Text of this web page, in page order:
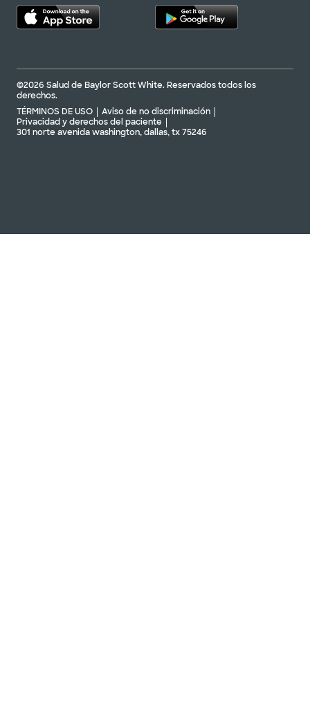
©2026 Salud de Baylor Scott White. Reservados todos los
derechos.
TÉRMINOS DE USO
Aviso de no discriminación
Privacidad y derechos del paciente
301 norte avenida washington, dallas, tx 75246